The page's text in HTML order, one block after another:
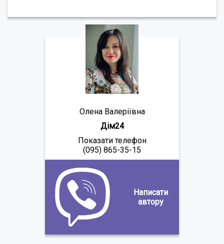
Олена Валеріївна
Дім24
Показати телефон
(095) 865-35-15
Написати
автору